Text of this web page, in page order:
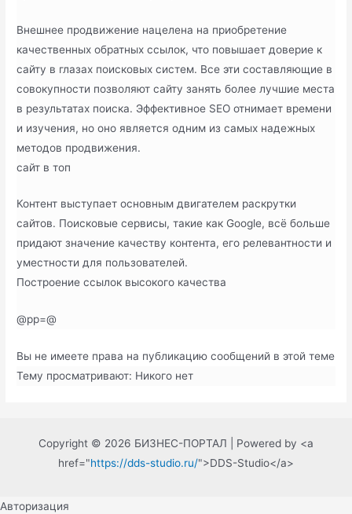
Внешнее продвижение нацелена на приобретение
качественных обратных ссылок, что повышает доверие к
сайту в глазах поисковых систем. Все эти составляющие в
совокупности позволяют сайту занять более лучшие места
в результатах поиска. Эффективное SEO отнимает времени
и изучения, но оно является одним из самых надежных
методов продвижения.
сайт в топ
Контент выступает основным двигателем раскрутки
сайтов. Поисковые сервисы, такие как Google, всё больше
придают значение качеству контента, его релевантности и
уместности для пользователей.
Построение ссылок высокого качества
@pp=@
Вы не имеете права на публикацию сообщений в этой теме
Тему просматривают: Никого нет
Copyright © 2026 БИЗНЕС-ПОРТАЛ | Powered by <a
href="https://dds-studio.ru/">DDS-Studio</a>
Авторизация